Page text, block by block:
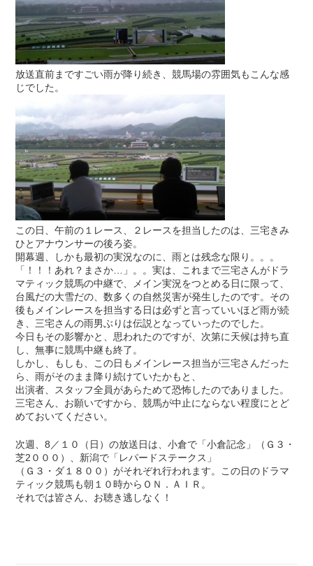
放送直前まですごい雨が降り続き、競馬場の雰囲気もこんな感
じでした。
この日、午前の１レース、２レースを担当したのは、三宅きみ
ひとアナウンサーの後ろ姿。
開幕週、しかも最初の実況なのに、雨とは残念な限り。。。
「！！！あれ？まさか…」。。実は、これまで三宅さんがドラ
マティック競馬の中継で、メイン実況をつとめる日に限って、
台風だの大雪だの、数多くの自然災害が発生したのです。その
後もメインレースを担当する日は必ずと言っていいほど雨が続
き、三宅さんの雨男ぶりは伝説となっていったのでした。
今日もその影響かと、思われたのですが、次第に天候は持ち直
し、無事に競馬中継も終了。
しかし、もしも、この日もメインレース担当が三宅さんだった
ら、雨がそのまま降り続けていたかもと、
出演者、スタッフ全員があらためて恐怖したのでありました。
三宅さん、お願いですから、競馬が中止にならない程度にとど
めておいてください。
次週、8／１０（日）の放送日は、小倉で「小倉記念」（Ｇ３・
芝2０００）、新潟で「レパードステークス」
（Ｇ３・ダ１８００）がそれぞれ行われます。この日のドラマ
ティック競馬も朝１０時からＯＮ．ＡＩＲ。
それでは皆さん、お聴き逃しなく！